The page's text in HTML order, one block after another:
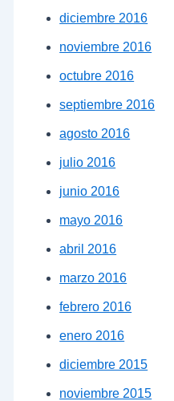
diciembre 2016
noviembre 2016
octubre 2016
septiembre 2016
agosto 2016
julio 2016
junio 2016
mayo 2016
abril 2016
marzo 2016
febrero 2016
enero 2016
diciembre 2015
noviembre 2015